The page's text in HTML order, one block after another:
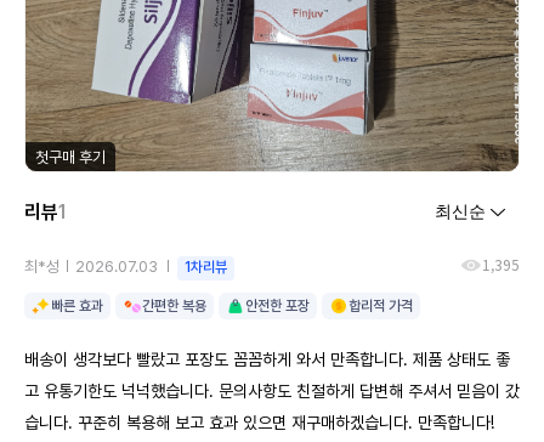
첫구매 후기
리뷰1
최*성 2026.07.03 1차리뷰 1,395
빠른 효과 간편한 복용 안전한 포장 합리적 가격
배송이 생각보다 빨랐고 포장도 꼼꼼하게 와서 만족합니다. 제품 상태도 좋
고 유통기한도 넉넉했습니다. 문의사항도 친절하게 답변해 주셔서 믿음이 갔
습니다. 꾸준히 복용해 보고 효과 있으면 재구매하겠습니다. 만족합니다!